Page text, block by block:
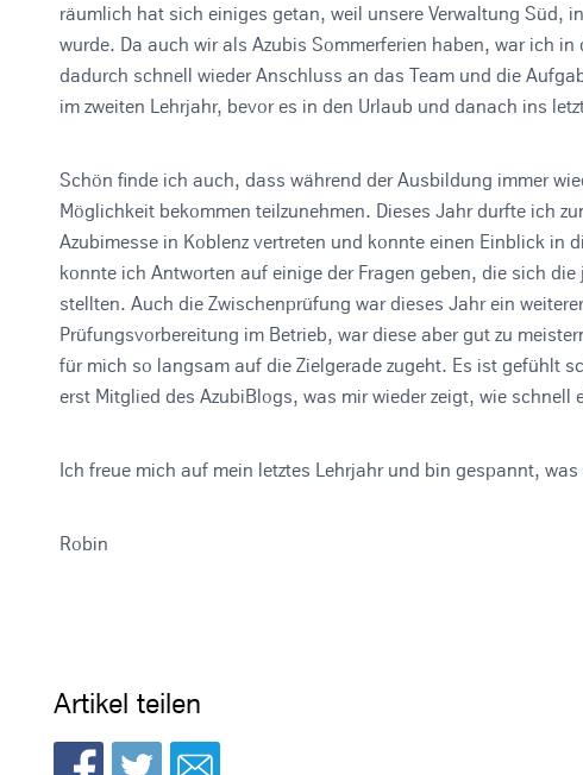
räumlich hat sich einiges getan, weil unsere Verwaltung Süd,
wurde. Da auch wir als Azubis Sommerferien haben, war ich
dadurch schnell wieder Anschluss an das Team und die
im zweiten Lehrjahr, bevor es in den Urlaub und danach ins
Schön finde ich auch, dass während der Ausbildung immer
Möglichkeit bekommen teilzunehmen. Dieses Jahr durfte ich
Azubimesse in Koblenz vertreten und konnte einen Einblick in
konnte ich Antworten auf einige der Fragen geben, die sich
stellten. Auch die Zwischenprüfung war dieses Jahr ein
Prüfungsvorbereitung im Betrieb, war diese aber gut zu
für mich so langsam auf die Zielgerade zugeht. Es ist gefühlt
erst Mitglied des AzubiBlogs, was mir wieder zeigt, wie
Ich freue mich auf mein letztes Lehrjahr und bin gespannt,
Robin
Artikel teilen